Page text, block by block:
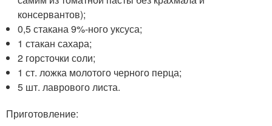
консервантов);
0,5 стакана 9%-ного уксуса;
1 стакан сахара;
2 горсточки соли;
1 ст. ложка молотого черного перца;
5 шт. лаврового листа.
Приготовление: